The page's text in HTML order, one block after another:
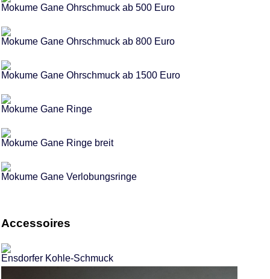
Mokume Gane Ohrschmuck ab 500 Euro
Mokume Gane Ohrschmuck ab 800 Euro
Mokume Gane Ohrschmuck ab 1500 Euro
Mokume Gane Ringe
Mokume Gane Ringe breit
Mokume Gane Verlobungsringe
Accessoires
Ensdorfer Kohle-Schmuck